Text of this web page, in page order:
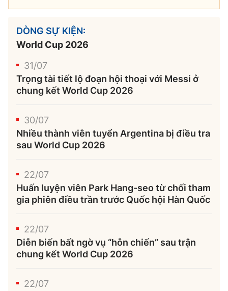
DÒNG SỰ KIỆN:
World Cup 2026
31/07
Trọng tài tiết lộ đoạn hội thoại với Messi ở
chung kết World Cup 2026
30/07
Nhiều thành viên tuyển Argentina bị điều tra
sau World Cup 2026
22/07
Huấn luyện viên Park Hang-seo từ chối tham
gia phiên điều trần trước Quốc hội Hàn Quốc
22/07
Diễn biến bất ngờ vụ “hỗn chiến” sau trận
chung kết World Cup 2026
22/07